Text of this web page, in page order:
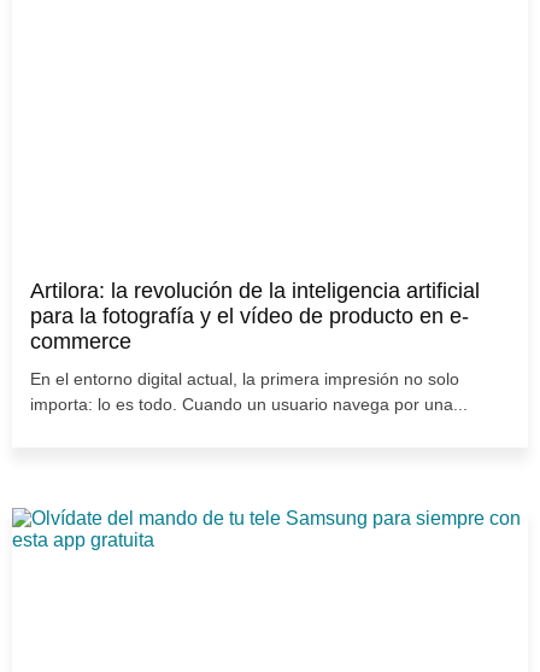
Artilora: la revolución de la inteligencia artificial
para la fotografía y el vídeo de producto en e-
commerce
En el entorno digital actual, la primera impresión no solo
importa: lo es todo. Cuando un usuario navega por una...